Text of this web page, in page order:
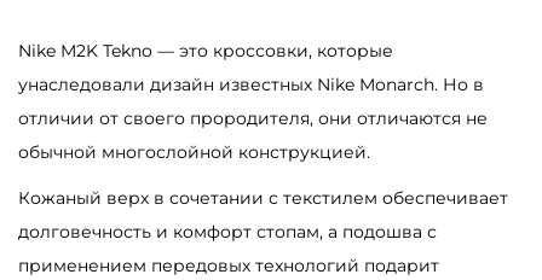
ч
е
с
т
в
о
т
Nike M2K Tekno — это кроссовки, которые
унаследовали дизайн известных Nike Monarch. Но в
отличии от своего прородителя, они отличаются не
обычной многослойной конструкцией.
Кожаный верх в сочетании с текстилем обеспечивает
долговечность и комфорт стопам, а подошва с
применением передовых технологий подарит